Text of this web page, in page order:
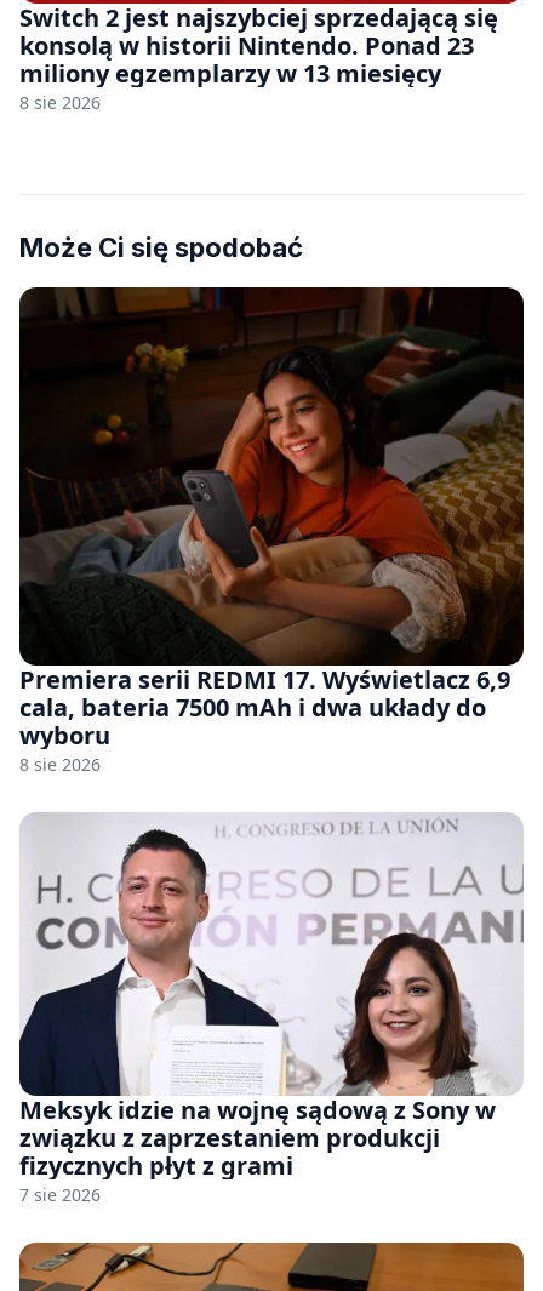
Switch 2 jest najszybciej sprzedającą się
konsolą w historii Nintendo. Ponad 23
miliony egzemplarzy w 13 miesięcy
8 sie 2026
Może Ci się spodobać
Premiera serii REDMI 17. Wyświetlacz 6,9
cala, bateria 7500 mAh i dwa układy do
wyboru
8 sie 2026
Meksyk idzie na wojnę sądową z Sony w
związku z zaprzestaniem produkcji
fizycznych płyt z grami
7 sie 2026